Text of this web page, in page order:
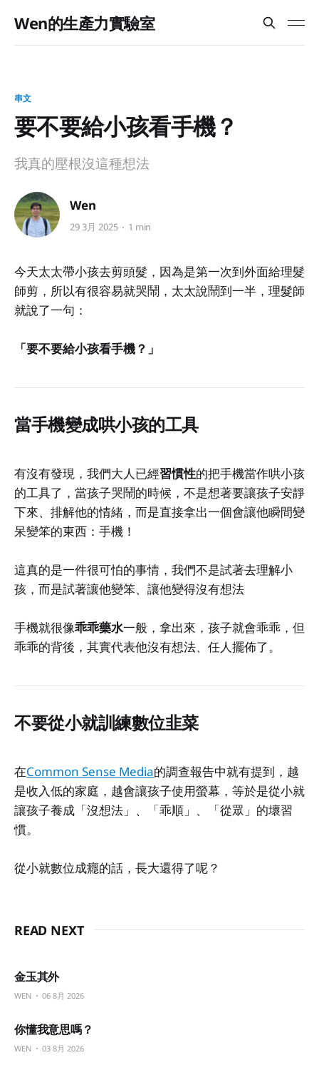
Wen的生產力實驗室
串文
要不要給小孩看手機？
我真的壓根沒這種想法
Wen
29 3月 2025 1 min
今天太太帶小孩去剪頭髮，因為是第一次到外面給理髮
師剪，所以有很容易就哭鬧，太太說鬧到一半，理髮師
就說了一句：
「要不要給小孩看手機？」
當手機變成哄小孩的工具
有沒有發現，我們大人已經習慣性的把手機當作哄小孩
的工具了，當孩子哭鬧的時候，不是想著要讓孩子安靜
下來、排解他的情緒，而是直接拿出一個會讓他瞬間變
呆變笨的東西：手機！
這真的是一件很可怕的事情，我們不是試著去理解小
孩，而是試著讓他變笨、讓他變得沒有想法
手機就很像乖乖藥水一般，拿出來，孩子就會乖乖，但
乖乖的背後，其實代表他沒有想法、任人擺佈了。
不要從小就訓練數位韭菜
在Common Sense Media的調查報告中就有提到，越
是收入低的家庭，越會讓孩子使用螢幕，等於是從小就
讓孩子養成「沒想法」、「乖順」、「從眾」的壞習
慣。
從小就數位成癮的話，長大還得了呢？
READ NEXT
金玉其外
WEN 06 8月 2026
你懂我意思嗎？
WEN 03 8月 2026